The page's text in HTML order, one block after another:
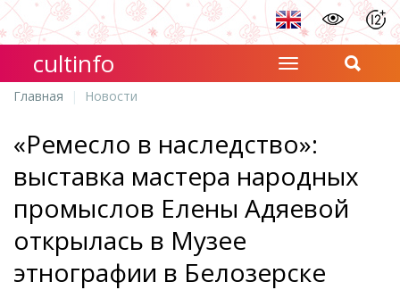
cultinfo
Главная Новости
«Ремесло в наследство»:
выставка мастера народных
промыслов Елены Адяевой
открылась в Музее
этнографии в Белозерске